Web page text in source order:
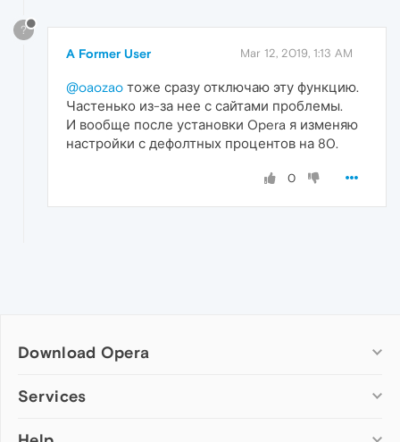
?
A Former User Mar 12, 2019, 1:13 AM
@oaozao тоже сразу отключаю эту функцию.
Частенько из-за нее с сайтами проблемы.
И вообще после установки Opera я изменяю
настройки с дефолтных процентов на 80.
0
Download Opera
Computer browsers
Services
Add-ons